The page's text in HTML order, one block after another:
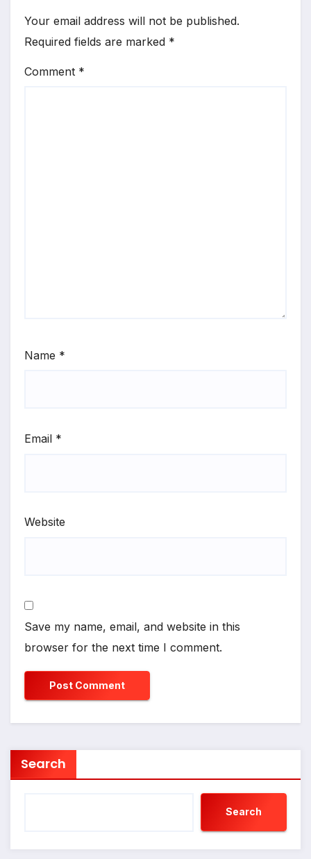
Your email address will not be published.
Required fields are marked *
Comment *
Name *
Email *
Website
Save my name, email, and website in this
browser for the next time I comment.
Search
Search